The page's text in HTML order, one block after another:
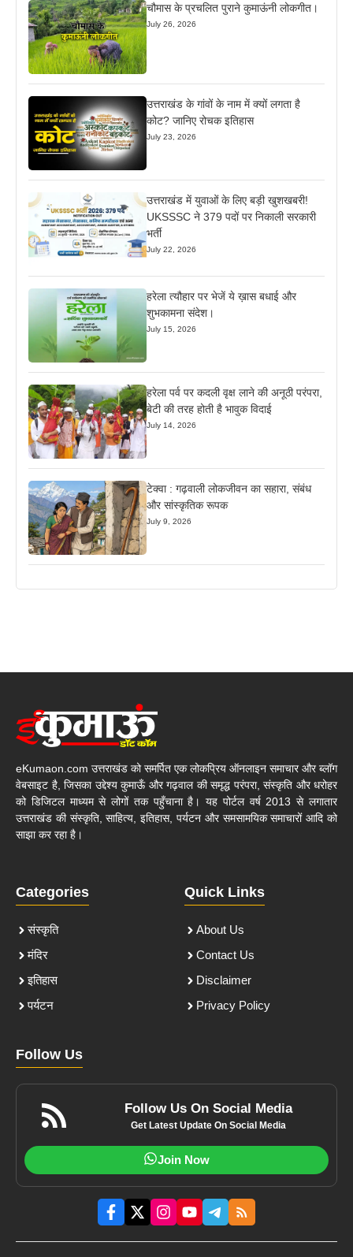
चौमास के प्रचलित पुराने कुमाऊंनी लोकगीत।
July 26, 2026
उत्तराखंड के गांवों के नाम में क्यों लगता है
कोट? जानिए रोचक इतिहास
July 23, 2026
उत्तराखंड में युवाओं के लिए बड़ी खुशखबरी!
UKSSSC ने 379 पदों पर निकाली सरकारी
भर्ती
July 22, 2026
हरेला त्यौहार पर भेजें ये ख़ास बधाई और
शुभकामना संदेश।
July 15, 2026
हरेला पर्व पर कदली वृक्ष लाने की अनूठी परंपरा,
बेटी की तरह होती है भावुक विदाई
July 14, 2026
टेक्वा : गढ़वाली लोकजीवन का सहारा, संबंध
और सांस्कृतिक रूपक
July 9, 2026
eKumaon.com उत्तराखंड को समर्पित एक लोकप्रिय ऑनलाइन समाचार और ब्लॉग
वेबसाइट है, जिसका उद्देश्य कुमाऊँ और गढ़वाल की समृद्ध परंपरा, संस्कृति और धरोहर
को डिजिटल माध्यम से लोगों तक पहुँचाना है। यह पोर्टल वर्ष 2013 से लगातार
उत्तराखंड की संस्कृति, साहित्य, इतिहास, पर्यटन और समसामयिक समाचारों आदि को
साझा कर रहा है।
Categories
संस्कृति
मंदिर
इतिहास
पर्यटन
Quick Links
About Us
Contact Us
Disclaimer
Privacy Policy
Follow Us
Follow Us On Social Media
Get Latest Update On Social Media
Join Now